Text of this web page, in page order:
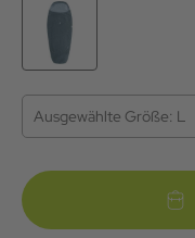
Ausgewählte Größe: L